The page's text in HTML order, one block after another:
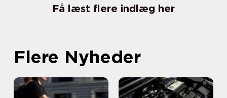
Få læst flere indlæg her
Flere Nyheder